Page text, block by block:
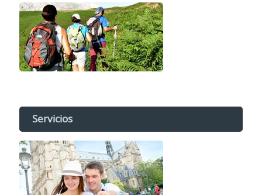
Servicios